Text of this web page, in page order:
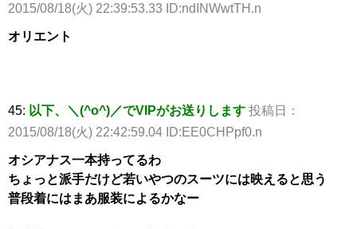
2015/08/18(火) 22:39:53.33 ID:ndINWwtTH.n
オリエント
45: 以下、＼(^o^)／でVIPがお送りします 投稿日：
2015/08/18(火) 22:42:59.04 ID:EE0CHPpf0.n
オシアナス一本持ってるわ
ちょっと派手だけど若いやつのスーツには映えると思う
普段着にはまあ服装によるかなー